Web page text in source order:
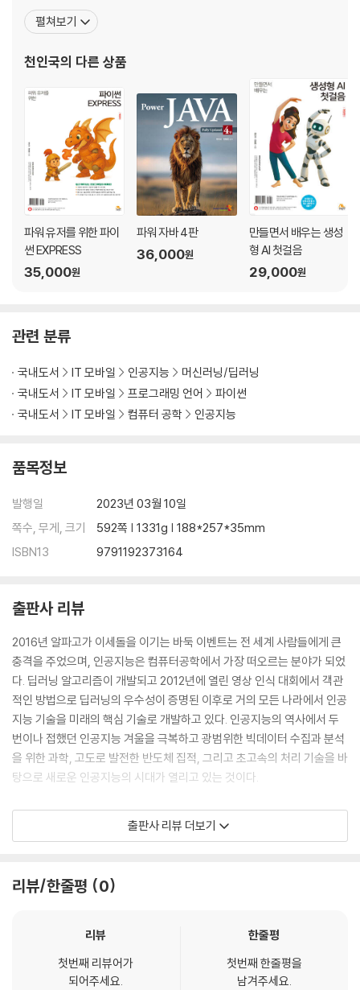
광고 시스템
의료 분야
신약 개발과 생물학 분야
Mini Project 구글의 딥드림 사용해 보기
Mini Project ChatGPT 체험하기
Summary
연습문제
Chapter 02 탐색
01 탐색
LAB 경로 찾기 문제
03 탐색 트리
LAB 4-queen 문제 탐색 트리
04 기본적인 탐색 기법
깊이 우선 탐색의 분석
너비 우선 탐색의 분석
07 깊이 제한 탐색
IDDFS의 장점과 단점
open과 closed 큐는 무엇으로 구현할 것인가?
BFS 전체 소스코드
DFS 프로그램
09 경험적 탐색 방법
10 언덕 등반 기법
알고리즘
지역 최대 문제
11 최고 우선 탐색
12 A* 알고리즘
13 A* 알고리즘의 파이썬 구현
LAB N-queen 문제의 탐색 알고리즘
연습문제
Chapter 03 게임 트리
01 게임 프로그램
직 중이다. 2005년에는 캐나다 UBC에서 방문교수를 지냈다. 저서
로는 『인공지능 2판』(2023, 인피니티북스), 『HTML5+CSS3+Ja
『Power JAVA 3판』(202
펼쳐보기
천인국의 다른 상품
파워 유저를 위한 파이
썬 EXPRESS
35,000원
파워 자바 4판
36,000원
만들면서 배우는 생성
형 AI 첫걸음
29,000원
관련 분류
국내도서 IT 모바일 인공지능
머신러닝/딥러닝
국내도서
IT 모바일 프로그래밍 언어
파이썬
국내도서
IT 모바일 컴퓨터 공학 인공지능
품목정보
발행일
2023년 03월 10일
쪽수, 무게, 크기
592쪽 | 1331g | 188*257*35mm
ISBN13
9791192373164
출판사 리뷰
2016년 알파고가 이세돌을 이기는 바둑 이벤트는 전 세계 사람들에게 큰
충격을 주었으며, 인공지능은 컴퓨터공학에서 가장 떠오르는 분야가 되었
다. 딥러닝 알고리즘이 개발되고 2012년에 열린 영상 인식 대회에서 객관
적인 방법으로 딥러닝의 우수성이 증명된 이후로 거의 모든 나라에서 인공
지능 기술을 미래의 핵심 기술로 개발하고 있다. 인공지능의 역사에서 두
번이나 접했던 인공지능 겨울을 극복하고 광범위한 빅데이터 수집과 분석
을 위한 과학, 고도로 발전한 반도체 집적, 그리고 초고속의 처리 기술을 바
탕으로 새로운 인공지능의 시대가 열리고 있는 것이다.
본서는 새로운 인공지능의 시대를 준비하는 필독서로서 컴퓨터, 전자, 정
보통신, 기계 등 융합 기술을 전공하는 공학도와 인공지능을 처음 접하는
였으며 딥러닝을 포함하여 머신러닝을 10개의 장에 걸쳐서 자세히 설명하
라스를 사용하여 실습할 수 있으며, 구글의 텐서플로 플레이그라운드를 이
출판사 리뷰 더보기
리뷰/한줄평 0
리뷰
첫번째 리뷰어가
되어주세요.
한줄평
첫번째 한줄평을
남겨주세요.